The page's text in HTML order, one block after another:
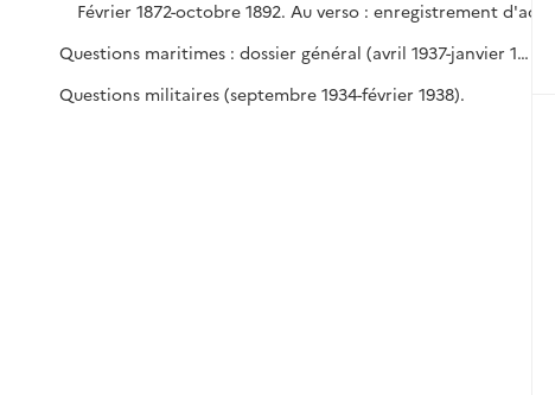
Questions maritimes : dossier général (avril 1937-janvier 1949), visites de l'attaché naval (octobre 1931-octobre 1936).
Questions militaires (septembre 1934-février 1938).